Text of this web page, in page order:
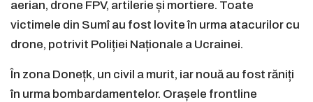
aerian, drone FPV, artilerie și mortiere. Toate
victimele din Sumî au fost lovite în urma atacurilor cu
drone, potrivit Poliției Naționale a Ucrainei.
În zona Donețk, un civil a murit, iar nouă au fost răniți
în urma bombardamentelor. Orașele frontline